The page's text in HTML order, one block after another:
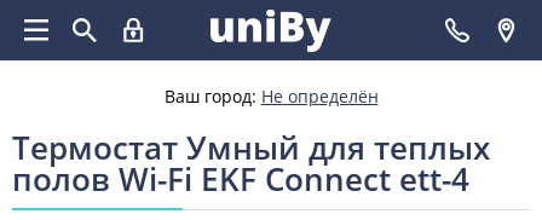
Ваш город: Не определён
Термостат Умный для теплых
полов Wi-Fi EKF Connect ett-4